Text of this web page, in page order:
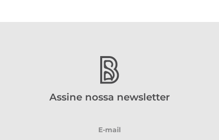
Assine nossa newsletter